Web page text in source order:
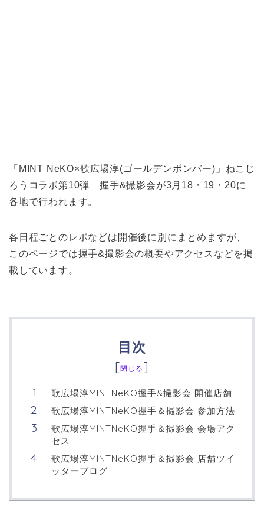
「MINT NeKO×歌広場淳(ゴールデンボンバー)」ねこじ
ろうコラボ第10弾 握手&撮影会が3月18・19・20に
各地で行われます。
各日程ごとのレポなどは開催後に別にまとめますが、
このページでは握手&撮影会の概要やアクセスなどを掲
載しています。
目次
[閉じる ]
歌広場淳MINTNeKO握手&撮影会 開催店舗
歌広場淳MINTNeKO握手＆撮影会 参加方法
歌広場淳MINTNeKO握手＆撮影会 会場アク
セス
歌広場淳MINTNeKO握手＆撮影会 店舗ツイ
ッターブログ